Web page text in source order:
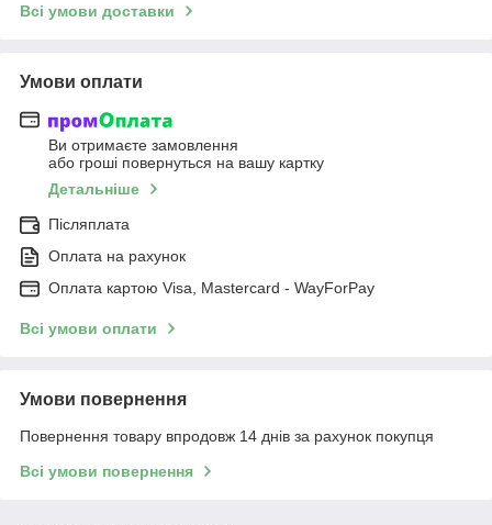
Всі умови доставки
Умови оплати
Ви отримаєте замовлення
або гроші повернуться на вашу картку
Детальніше
Післяплата
Оплата на рахунок
Оплата картою Visa, Mastercard - WayForPay
Всі умови оплати
Умови повернення
Повернення товару впродовж 14 днів за рахунок покупця
Всі умови повернення